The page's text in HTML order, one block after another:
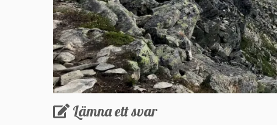
Lämna ett svar